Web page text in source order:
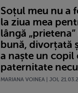
Soțul meu nu a
la ziua mea
lângă
bună, divorțată
a naște un copil
paternitate
MARIANA VOINEA | JOI,